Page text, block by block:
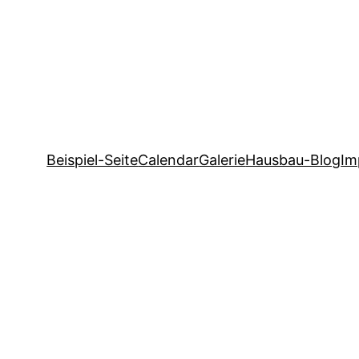
Beispiel-SeiteCalendarGalerieHausbau-Blog